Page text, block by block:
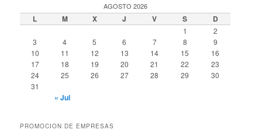
AGOSTO 2026
L M X J V S D
1
2
3
4 5 6 7 8
9
10
11 12 13 14 15
16
17
18 19 20 21 22
23
24
25 26 27 28 29
30
31
« Jul
PROMOCION DE EMPRESAS